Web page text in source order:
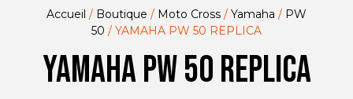
Accueil / Boutique / Moto Cross / Yamaha / PW
50 / YAMAHA PW 50 REPLICA
YAMAHA PW 50 REPLICA